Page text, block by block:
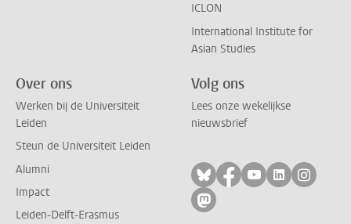
ICLON
International Institute for
Asian Studies
Over ons
Werken bij de Universiteit
Leiden
Steun de Universiteit Leiden
Alumni
Impact
Leiden-Delft-Erasmus
Volg ons
Lees onze wekelijkse
nieuwsbrief
Volg ons op bluesky
Volg ons op
Volg ons op
Volg ons
Volg
Volg ons op mastodon